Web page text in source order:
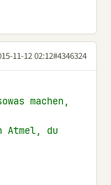
11-12 02:12#4346324
machen,
Atmel, du